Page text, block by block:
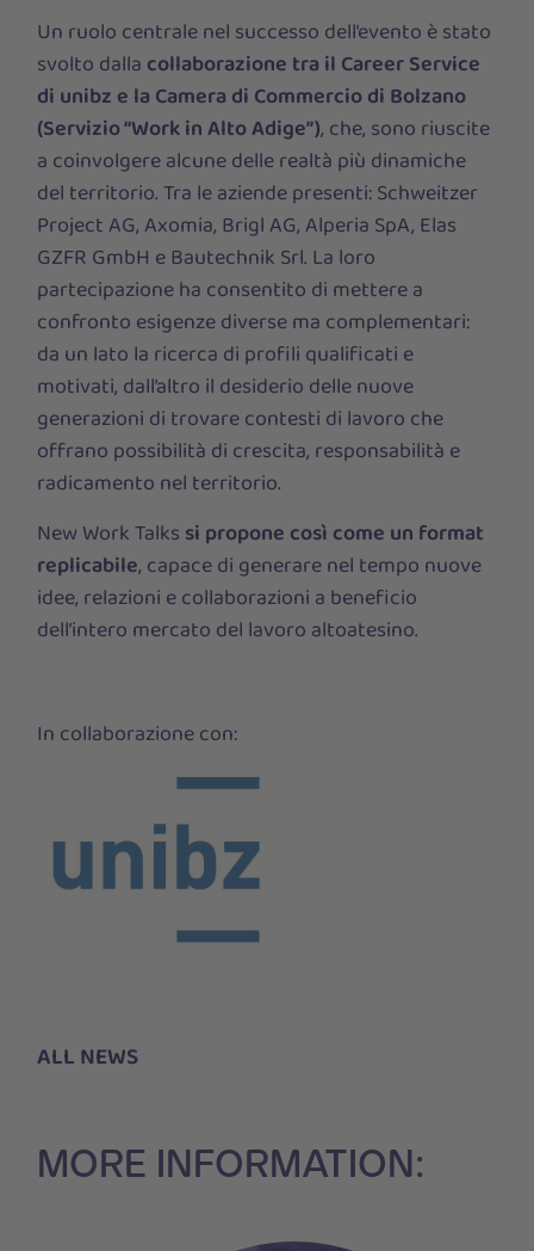
Un ruolo centrale nel successo dell’evento è stato
svolto dalla collaborazione tra il Career Service
di unibz e la Camera di Commercio di Bolzano
(Servizio “Work in Alto Adige”), che, sono riuscite
a coinvolgere alcune delle realtà più dinamiche
del territorio. Tra le aziende presenti: Schweitzer
Project AG, Axomia, Brigl AG, Alperia SpA, Elas
GZFR GmbH e Bautechnik Srl. La loro
partecipazione ha consentito di mettere a
confronto esigenze diverse ma complementari:
da un lato la ricerca di profili qualificati e
motivati, dall’altro il desiderio delle nuove
generazioni di trovare contesti di lavoro che
offrano possibilità di crescita, responsabilità e
radicamento nel territorio.
New Work Talks si propone così come un format
replicabile, capace di generare nel tempo nuove
idee, relazioni e collaborazioni a beneficio
dell’intero mercato del lavoro altoatesino.
In collaborazione con:
ALL NEWS
MORE INFORMATION: